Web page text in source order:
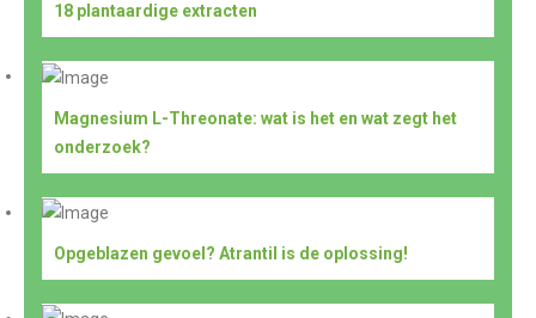
18 plantaardige extracten
Magnesium L-Threonate: wat is het en wat zegt het
onderzoek?
Opgeblazen gevoel? Atrantil is de oplossing!